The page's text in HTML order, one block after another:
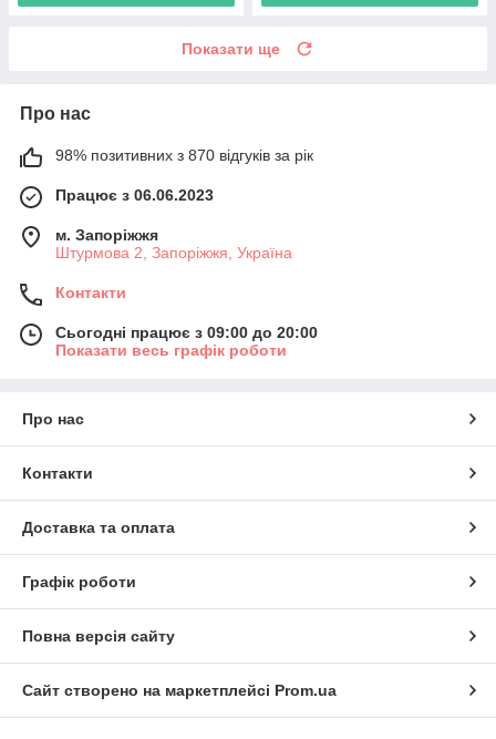
Показати ще
Про нас
98% позитивних з 870 відгуків за рік
Працює з 06.06.2023
м. Запоріжжя
Штурмова 2, Запоріжжя, Україна
Контакти
Сьогодні працює з 09:00 до 20:00
Показати весь графік роботи
Про нас
Контакти
Доставка та оплата
Графік роботи
Повна версія сайту
Сайт створено на маркетплейсі Prom.ua